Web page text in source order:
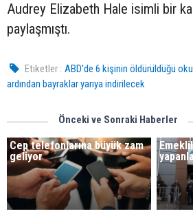
Audrey Elizabeth Hale isimli bir
paylaşmıştı.
Etiketler : ABD'de 6 kişinin öldürüldüğü
ardından bayraklar yarıya indirilecek
Önceki ve Sonraki Haberler
Cep telefonlarına büyük zam
geliyor